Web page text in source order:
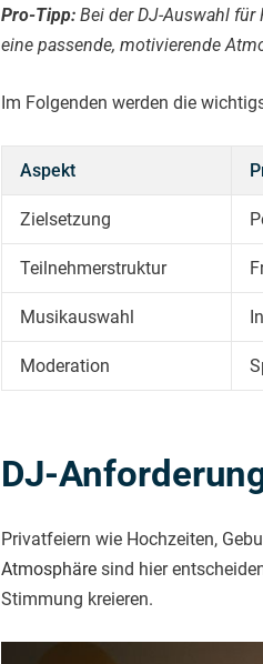
Pro-Tipp: Bei der DJ-Auswahl
eine passende, motivierende
Im Folgenden werden die
Aspekt
Zielsetzung
Teilnehmerstruktur
Musikauswahl
Moderation
DJ-
Privatfeiern wie Hochzeiten,
Atmosphäre sind hier
Stimmung kreieren.